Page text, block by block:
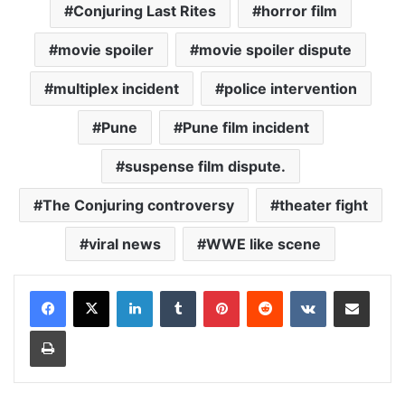
Conjuring Last Rites horror film
movie spoiler movie spoiler dispute
multiplex incident police intervention
Pune Pune film incident
suspense film dispute.
The Conjuring controversy theater fight
viral news WWE like scene
LinkedInTumblr PinterestReddit VKontakteShare via Email
Print